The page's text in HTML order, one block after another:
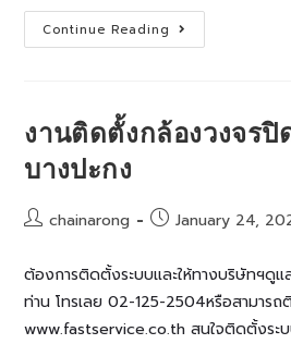
Continue Reading ติด
ตั้ง
วัด
คลอง
งานติดตั้งกล้องวงจร
บางปะกง
Postchainarong
PostJanuary 24,
ต้องการติดตั้งระบบและให้ทางบริษัทฯดู
ท่าน โทรเลย 02-125-2504หรือสามาร
www.fastservice.co.th สนใจติดตั้งร